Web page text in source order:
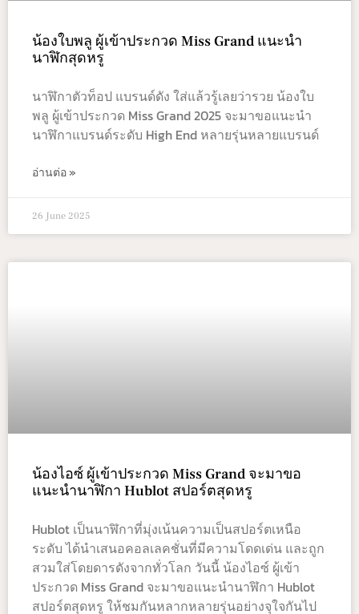
น้องใบพลู ผู้เข้าประกวด Miss Grand แนะนำ
นาฬิกสุดหรู
นาฬิกาตัวท็อป แบรนด์ดัง ใส่แล้วรู้เลยว่ารวย น้องใบ
พลู ผู้เข้าประกวด Miss Grand 2025 จะมาขอแนะนำ
นาฬิกาแบรนด์ระดับ High End หลายรุ่นหลายแบรนด์
อ่านต่อ »
26 June 2025
น้องไอซ์ ผู้เข้าประกวด Miss Grand จะมาขอ
แนะนำนาฬิกา Hublot สปอร์ตสุดหรู
Hublot เป็นนาฬิกาที่มุ่งเน้นความเป็นสปอร์ตเหนือ
ระดับ ได้นำเสนอคอลเลคชั่นที่มีความโดดเด่น และถูก
สวมใส่โดยดารดังจากทั่วโลก วันนี้ น้องไอซ์ ผู้เข้า
ประกวด Miss Grand จะมาขอแนะนำนาฬิกา Hublot
สปอร์ตสุดหรู ให้ชมกันหลากหลายรุ่นอย่างจุใจกันไป